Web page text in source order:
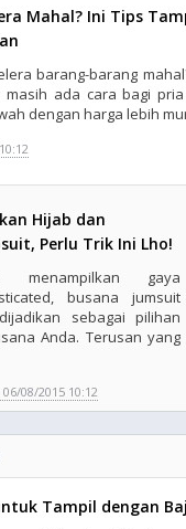
Mahal? Ini Tips
barang-barang
masih ada cara bagi
dengan harga lebih
Hijab dan
Perlu Trik Ini Lho!
menampilkan gaya
busana jumsuit
sebagai pilihan
Anda. Terusan yang
06/08/2015 10:12
Tampil dengan